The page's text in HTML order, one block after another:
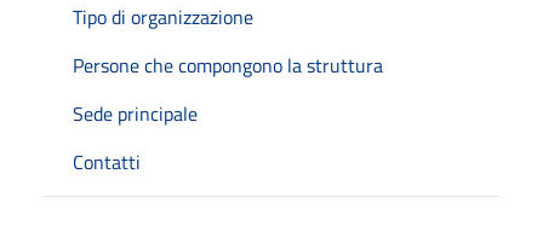
Tipo di organizzazione
Persone che compongono la struttura
Sede principale
Contatti